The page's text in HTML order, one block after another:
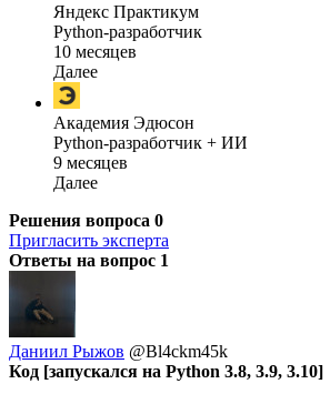
Яндекс Практикум
Python-разработчик
10 месяцев
Далее
Академия Эдюсон
Python-разработчик + ИИ
9 месяцев
Далее
Решения вопроса 0
Пригласить эксперта
Ответы на вопрос 1
Даниил Рыжов @Bl4ckm45k
Код [запускался на Python 3.8, 3.9, 3.10]